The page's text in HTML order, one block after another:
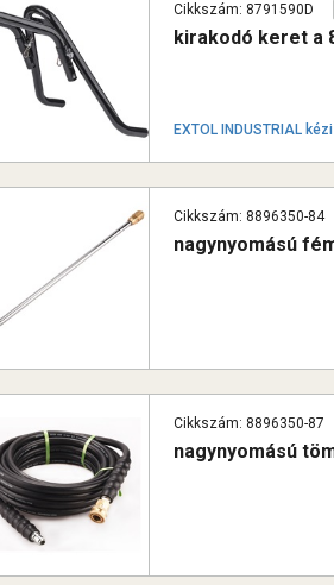
Cikkszám: 8791590D
kirakodó keret a
EXTOL INDUSTRIAL
Cikkszám: 8896350-84
nagynyomású
Cikkszám: 8896350-87
nagynyomású